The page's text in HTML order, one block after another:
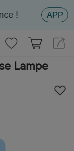
! APP
Lampe